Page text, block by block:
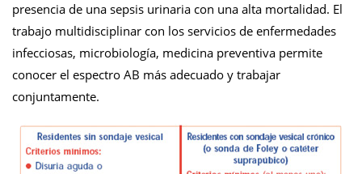
presencia de una sepsis urinaria con una alta mortalidad. El
trabajo multidisciplinar con los servicios de enfermedades
infecciosas, microbiología, medicina preventiva permite
conocer el espectro AB más adecuado y trabajar
conjuntamente.